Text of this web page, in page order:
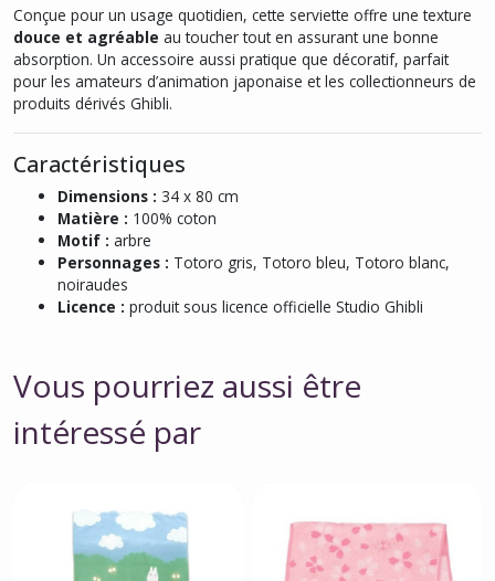
Conçue pour un usage quotidien, cette serviette offre une texture
douce et agréable au toucher tout en assurant une bonne
absorption. Un accessoire aussi pratique que décoratif, parfait
pour les amateurs d’animation japonaise et les collectionneurs de
produits dérivés Ghibli.
Caractéristiques
Dimensions : 34 x 80 cm
Matière : 100% coton
Motif : arbre
Personnages : Totoro gris, Totoro bleu, Totoro blanc,
noiraudes
Licence : produit sous licence officielle Studio Ghibli
Vous pourriez aussi être
intéressé par